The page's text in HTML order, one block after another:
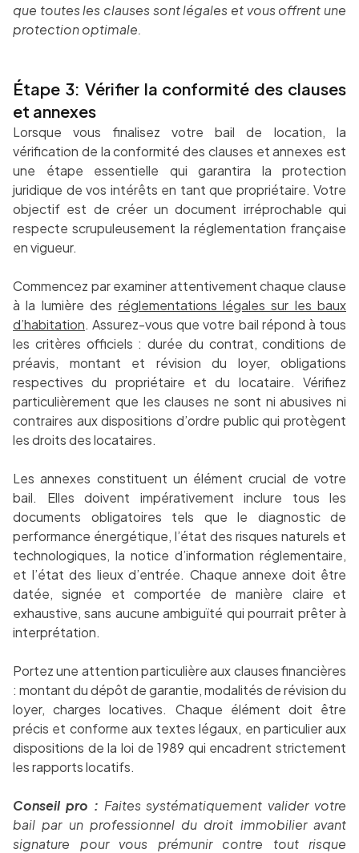
que toutes les clauses sont légales et vous offrent une
protection optimale.
Étape 3: Vérifier la conformité des clauses
et annexes
Lorsque vous finalisez votre bail de location, la
vérification de la conformité des clauses et annexes est
une étape essentielle qui garantira la protection
juridique de vos intérêts en tant que propriétaire. Votre
objectif est de créer un document irréprochable qui
respecte scrupuleusement la réglementation française
en vigueur.
Commencez par examiner attentivement chaque clause
à la lumière des réglementations légales sur les baux
d’habitation. Assurez-vous que votre bail répond à tous
les critères officiels : durée du contrat, conditions de
préavis, montant et révision du loyer, obligations
respectives du propriétaire et du locataire. Vérifiez
particulièrement que les clauses ne sont ni abusives ni
contraires aux dispositions d’ordre public qui protègent
les droits des locataires.
Les annexes constituent un élément crucial de votre
bail. Elles doivent impérativement inclure tous les
documents obligatoires tels que le diagnostic de
performance énergétique, l’état des risques naturels et
technologiques, la notice d’information réglementaire,
et l’état des lieux d’entrée. Chaque annexe doit être
datée, signée et comportée de manière claire et
exhaustive, sans aucune ambiguïté qui pourrait prêter à
interprétation.
Portez une attention particulière aux clauses financières
: montant du dépôt de garantie, modalités de révision du
loyer, charges locatives. Chaque élément doit être
précis et conforme aux textes légaux, en particulier aux
dispositions de la loi de 1989 qui encadrent strictement
les rapports locatifs.
Conseil pro : Faites systématiquement valider votre
bail par un professionnel du droit immobilier avant
signature pour vous prémunir contre tout risque